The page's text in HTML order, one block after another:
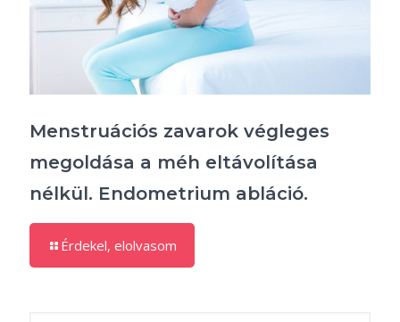
Menstruációs zavarok végleges
megoldása a méh eltávolítása
nélkül. Endometrium abláció.
Érdekel, elolvasom